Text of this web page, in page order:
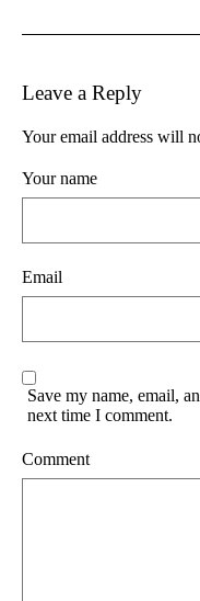
Leave a Reply
Your email address will
Your name
Email
Save my name, email,
next time I comment.
Comment